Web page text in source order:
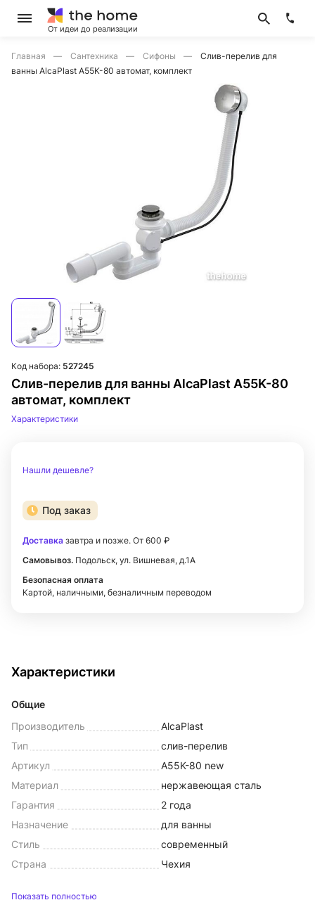
От идеи до реализации
Главная Сантехника Сифоны
Слив-перелив для
ванны AlcaPlast A55K-80 автомат, комплект
Слив-перелив для ванны AlcaPlast A55K-80
автомат, комплект
Код набора: 527245
Характеристики
Нашли дешевле?
Под заказ
Доставка завтра и позже. От 600 ₽
Самовывоз. Подольск, ул. Вишневая, д.1А
Безопасная оплата
Картой, наличными, безналичным переводом
Характеристики
Общие
Производитель
AlcaPlast
Тип
слив-перелив
Артикул
A55K-80 new
Материал
нержавеющая сталь
Гарантия
2 года
Назначение
для ванны
Стиль
современный
Страна
Чехия
Показать полностью